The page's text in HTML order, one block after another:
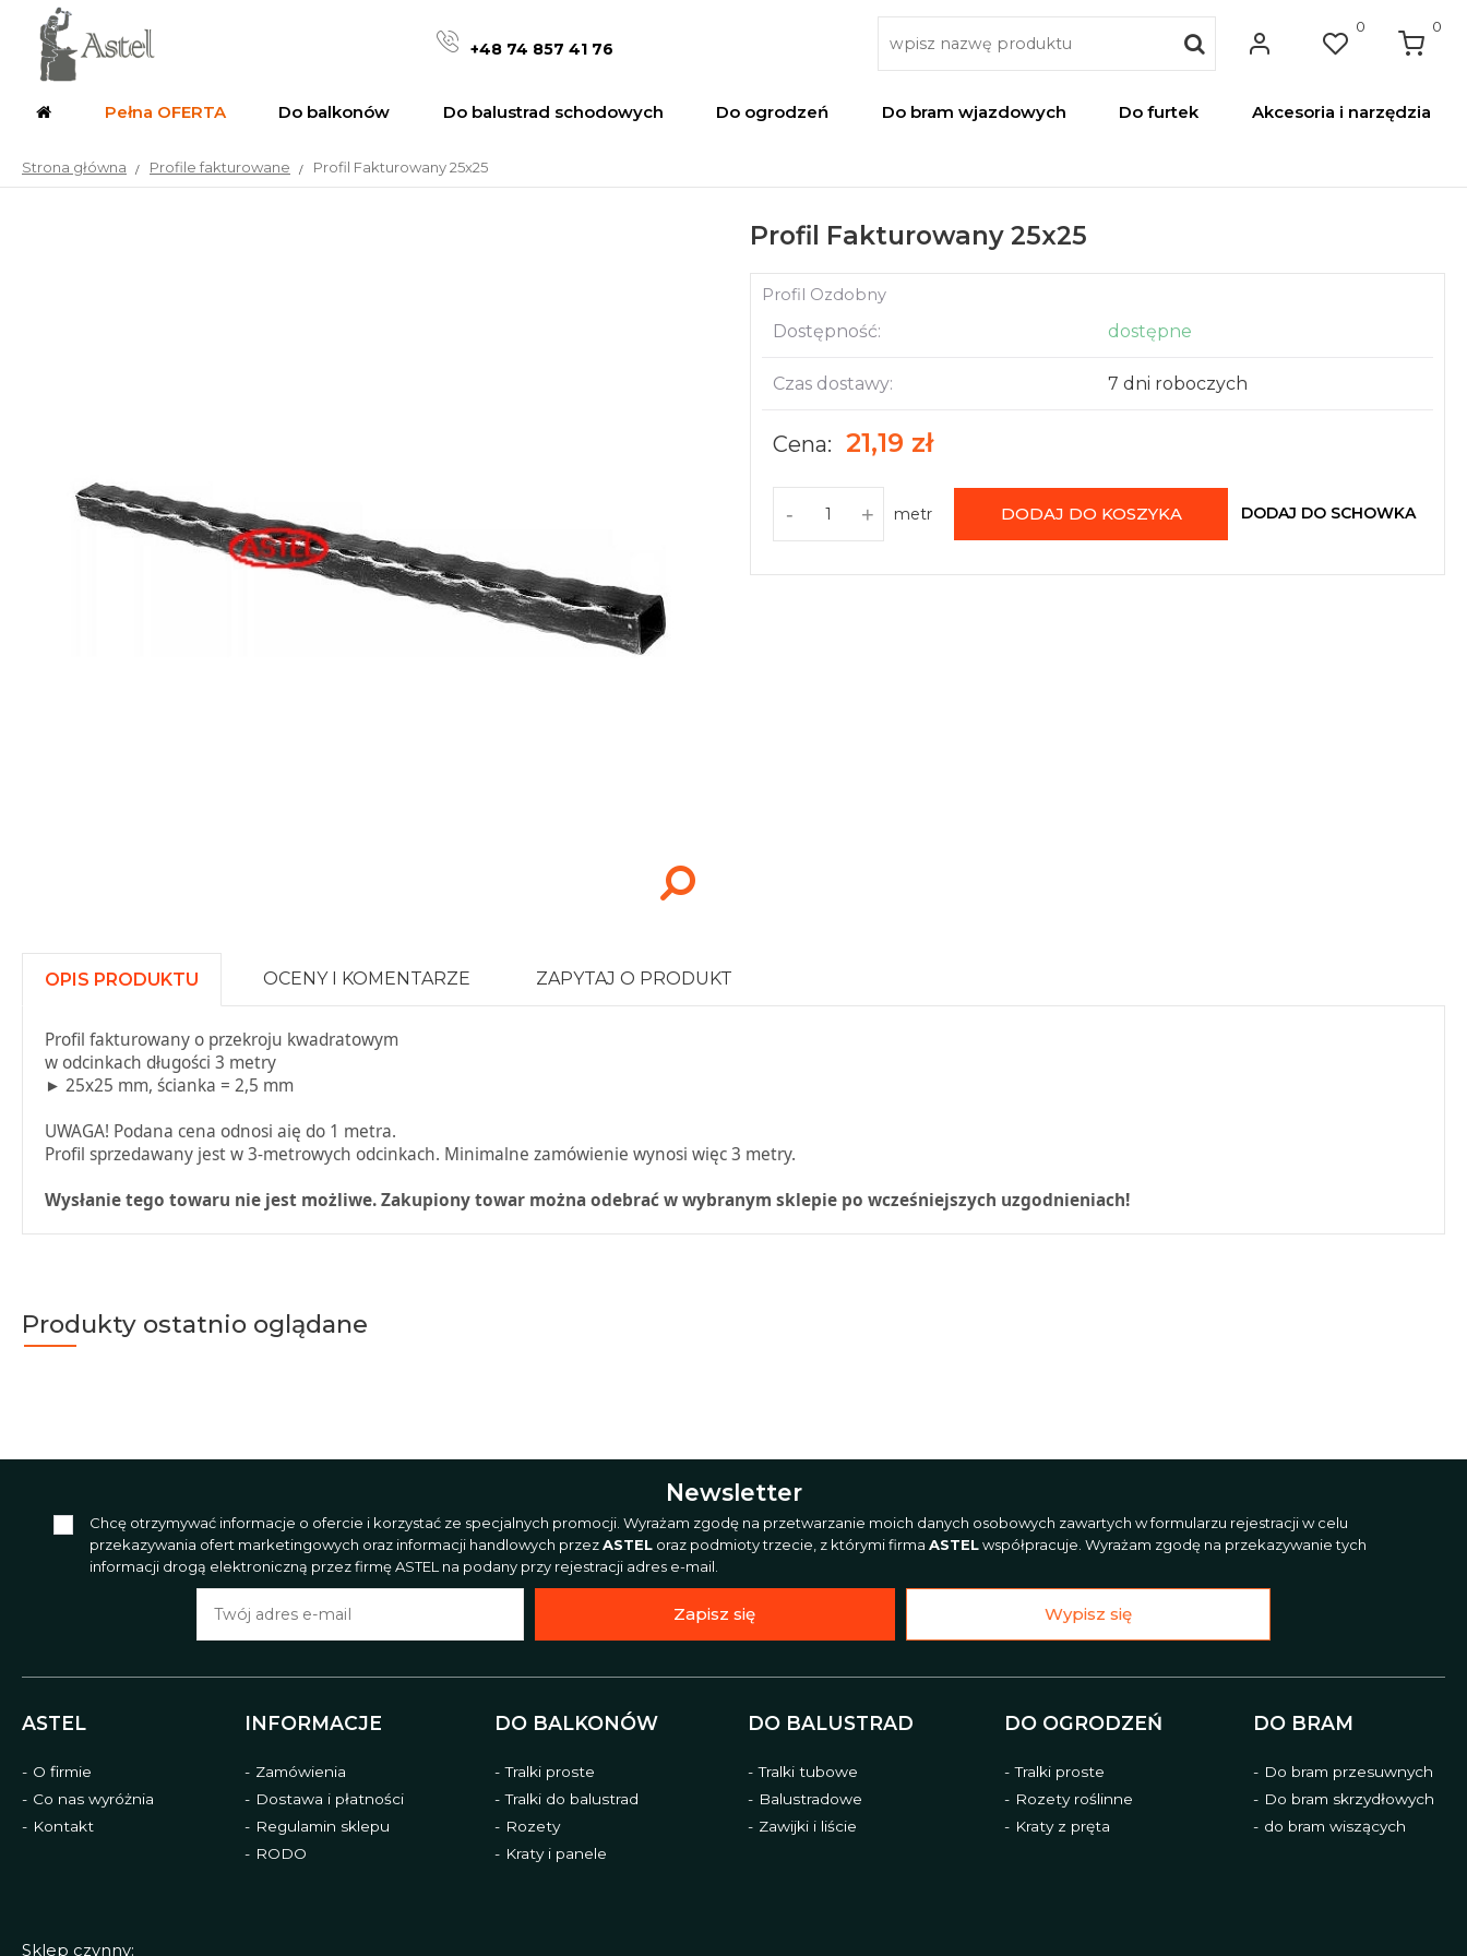
+48 74 857 41 76
0 0
Pełna OFERTA Do balkonów Do balustrad schodowych Do ogrodzeń Do bram wjazdowych Do furtek Akcesoria i narzędzia
Strona główna Profile fakturowane Profil Fakturowany 25x25
Profil Fakturowany 25x25
Profil Ozdobny
Dostępność: dostępne
Czas dostawy: 7 dni roboczych
Cena: 21,19 zł
- + metr DODAJ DO KOSZYKA DODAJ DO SCHOWKA
OPIS PRODUKTU OCENY I KOMENTARZE ZAPYTAJ O PRODUKT
Profil fakturowany o przekroju kwadratowym
w odcinkach długości 3 metry
► 25x25 mm, ścianka = 2,5 mm
UWAGA! Podana cena odnosi aię do 1 metra.
Profil sprzedawany jest w 3-metrowych odcinkach. Minimalne zamówienie wynosi więc 3 metry.
Wysłanie tego towaru nie jest możliwe. Zakupiony towar można odebrać w wybranym sklepie po wcześniejszych uzgodnieniach!
Produkty ostatnio oglądane
ASTEL
O firmie
Co nas wyróżnia
Kontakt
INFORMACJE
Zamówienia
Dostawa i płatności
Regulamin sklepu
RODO
DO BALKONÓW
Tralki proste
Tralki do balustrad
Rozety
Kraty i panele
DO BALUSTRAD
Tralki tubowe
Balustradowe
Zawijki i liście
DO OGRODZEŃ
Tralki proste
Rozety roślinne
Kraty z pręta
DO BRAM
Do bram przesuwnych
Do bram skrzydłowych
do bram wiszących
Sklep czynny:
Newsletter
Chcę otrzymywać informacje o ofercie i korzystać ze specjalnych promocji. Wyrażam zgodę na przetwarzanie moich danych osobowych zawartych w formularzu rejestracji w celu
przekazywania ofert marketingowych oraz informacji handlowych przezASTEL oraz podmioty trzecie, z którymi firma ASTELwspółpracuje. Wyrażam zgodę na przekazywanie tych
informacji drogą elektroniczną przez firmę ASTEL na podany przy rejestracji adres e-mail.
Zapisz się Wypisz się